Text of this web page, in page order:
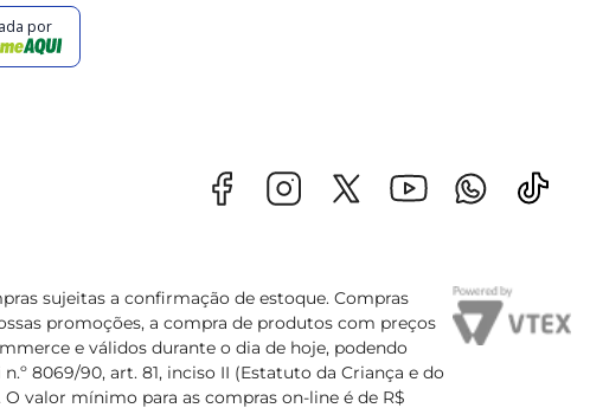
sujeitas a confirmação de estoque. Compras
promoções, a compra de produtos com preços
e válidos durante o dia de hoje, podendo
8069/90, art. 81, inciso II (Estatuto da Criança e do
valor mínimo para as compras on-line é de R$